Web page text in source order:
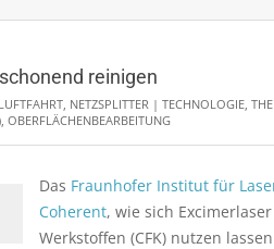
reinigen
LUFTFAHRT, NETZSPLITTER | TECHNOLOGIE,
, OBERFLÄCHENBEARBEITUNG
Das Fraunhofer Institut für
Coherent, wie sich
Werkstoffen (CFK) nutzen